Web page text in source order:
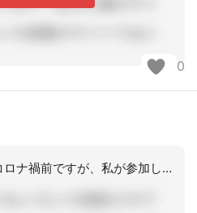
0
研修おつかれさまです！コロナ禍前ですが、私が参加した時は、研修最終日に名刺交換を